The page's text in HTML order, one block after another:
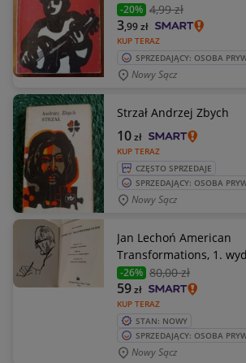
-20% 4,99 zł
KUP TERAZ
3,99zł
SPRZEDAJĄCY: OSOBA
Nowy Sącz
Strzał Andrzej Zbych
KUP TERAZ
10zł
CZĘSTO SPRZEDAJE
SPRZEDAJĄCY: OSOBA
Nowy Sącz
Jan Lechoń American
Transformations, 1.
-26% 80,00 zł
KUP TERAZ
59zł
STAN: NOWY
SPRZEDAJĄCY: OSOBA
Nowy Sącz